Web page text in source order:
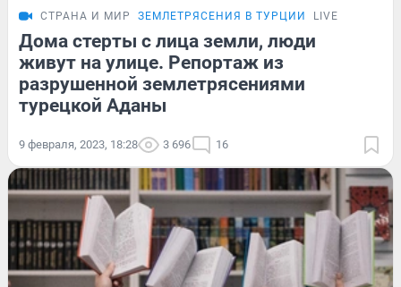
СТРАНА И МИР ЗЕМЛЕТРЯСЕНИЯ В ТУРЦИИ LIVE
Дома стерты с лица земли, люди
живут на улице. Репортаж из
разрушенной землетрясениями
турецкой Аданы
9 февраля, 2023, 18:28 3 696 16